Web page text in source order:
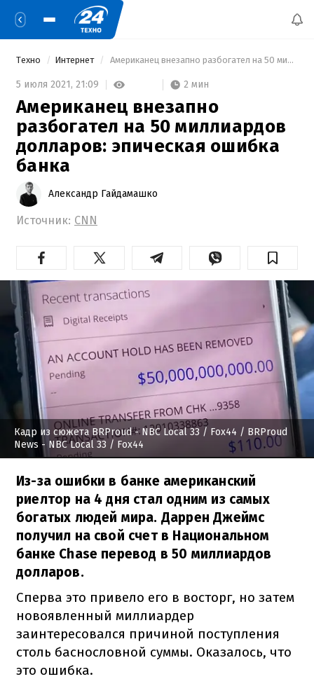
Техно Интернет Американец внезапно разбогател на 50 миллиардов долларов: эпическая ошибка банка
5 июля 2021, 21:09 2 мин
Американец внезапно
разбогател на 50 миллиардов
долларов: эпическая ошибка
банка
Александр Гайдамашко
Источник: CNN
Кадр из сюжета BRProud - NBC Local 33 / Fox44 / BRProud
News - NBC Local 33 / Fox44
Из-за ошибки в банке американский
риелтор на 4 дня стал одним из самых
богатых людей мира. Даррен Джеймс
получил на свой счет в Национальном
банке Chase перевод в 50 миллиардов
долларов.
Сперва это привело его в восторг, но затем
новоявленный миллиардер
заинтересовался причиной поступления
столь баснословной суммы. Оказалось, что
это ошибка.